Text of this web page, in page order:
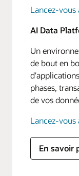
Lancez-vous
AI Data
Un
de bout en
phases,
de vos
Lancez-vous
En savoir